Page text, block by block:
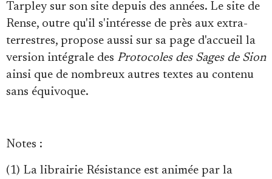
Tarpley sur son site depuis des années. Le site de
Rense, outre qu'il s'intéresse de près aux extra-
terrestres, propose aussi sur sa page d'accueil la
version intégrale des Protocoles des Sages de Sion
ainsi que de nombreux autres textes au contenu
sans équivoque.
Notes :
(1) La librairie Résistance est animée par la